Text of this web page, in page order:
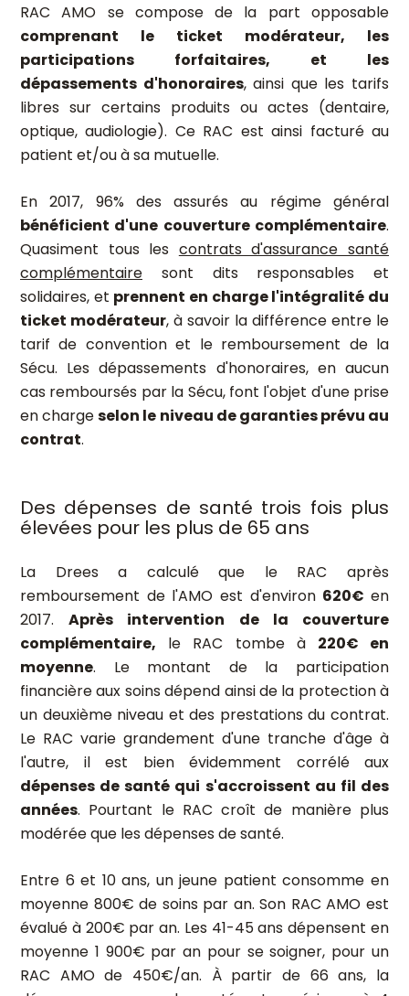
RAC AMO se compose de la part opposable
comprenant le ticket modérateur, les
participations forfaitaires, et les
dépassements d'honoraires, ainsi que les tarifs
libres sur certains produits ou actes (dentaire,
optique, audiologie). Ce RAC est ainsi facturé au
patient et/ou à sa mutuelle.
En 2017, 96% des assurés au régime général
bénéficient d'une couverture complémentaire.
Quasiment tous les contrats d'assurance santé
complémentaire sont dits responsables et
solidaires, et prennent en charge l'intégralité du
ticket modérateur, à savoir la différence entre le
tarif de convention et le remboursement de la
Sécu. Les dépassements d'honoraires, en aucun
cas remboursés par la Sécu, font l'objet d'une prise
en chargeselon le niveau de garanties prévu au
contrat.
Des dépenses de santé trois fois plus
élevées pour les plus de 65 ans
La Drees a calculé que le RAC après
remboursement de l'AMO est d'environ 620€en
2017.Après intervention de la couverture
complémentaire, le RAC tombe à 220€ en
moyenne. Le montant de la participation
financière aux soins dépend ainsi de la protection à
un deuxième niveau et des prestations du contrat.
Le RAC varie grandement d'une tranche d'âge à
l'autre, il est bien évidemment corrélé aux
dépenses de santé qui s'accroissent au fil des
années. Pourtant le RAC croît de manière plus
modérée que les dépenses de santé.
Entre 6 et 10 ans, un jeune patient consomme en
moyenne 800€ de soins par an. Son RAC AMO est
évalué à 200€ par an. Les 41-45 ans dépensent en
moyenne 1 900€ par an pour se soigner, pour un
RAC AMO de 450€/an. À partir de 66 ans, la